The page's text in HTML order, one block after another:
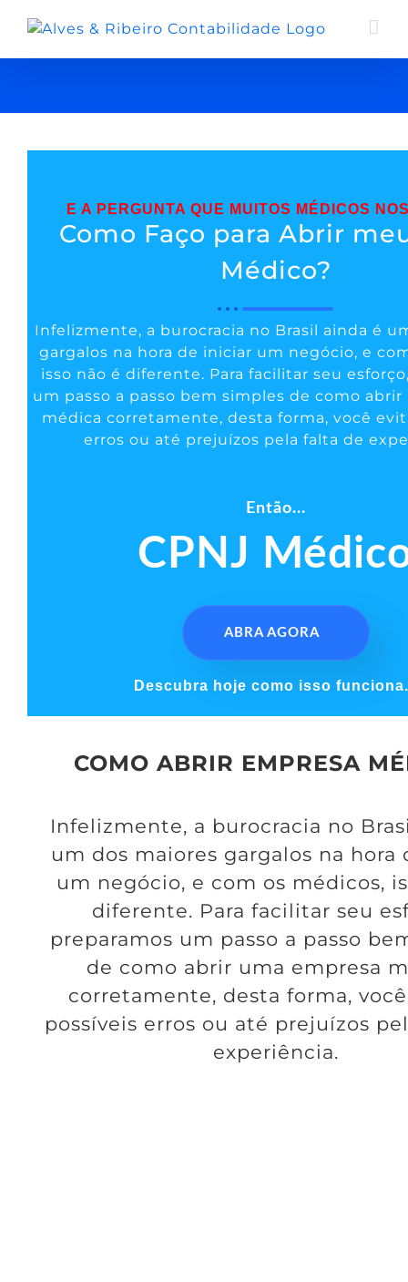
E A PERGUNTA QUE MUITOS MÉDICOS
Como Faço para Abrir
Médico?
Infelizmente, a burocracia no Brasil ainda é
gargalos na hora de iniciar um negócio, e
isso não é diferente. Para facilitar seu
um passo a passo bem simples de como
médica corretamente, desta forma, você
erros ou até prejuízos pela falta de
Então...
CPNJ
ABRA AGORA
Descubra hoje como isso
COMO ABRIR EMPRESA
Infelizmente, a burocracia no
um dos maiores gargalos na hora
um negócio, e com os médicos,
diferente. Para facilitar seu
preparamos um passo a passo
de como abrir uma empresa
corretamente, desta forma,
possíveis erros ou até prejuízos
experiência.